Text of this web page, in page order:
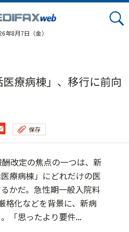
年8月7日（金）
療病棟」、移行に前向
保存
改定の焦点の一つは、新
療病棟」にどれだけの医
かだ。急性期一般入院料
格化などを背景に、新病
「思ったより要件...